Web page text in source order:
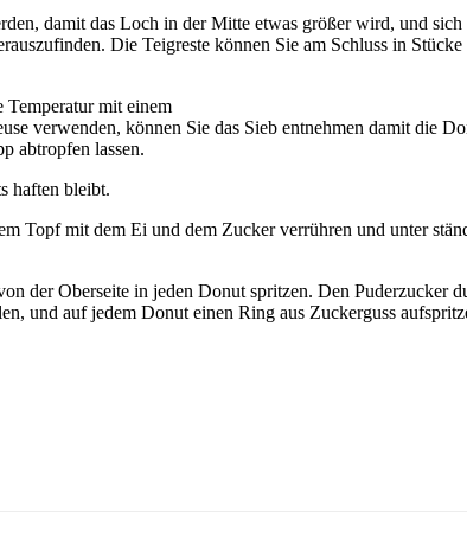
damit das Loch in der Mitte etwas größer wird, und
Die Teigreste können Sie am Schluss in
mit einem
verwenden, können Sie das Sieb entnehmen damit die
abtropfen lassen.
haften bleibt.
Topf mit dem Ei und dem Zucker verrühren und unter
der Oberseite in jeden Donut spritzen. Den Puderzucker
und auf jedem Donut einen Ring aus Zuckerguss